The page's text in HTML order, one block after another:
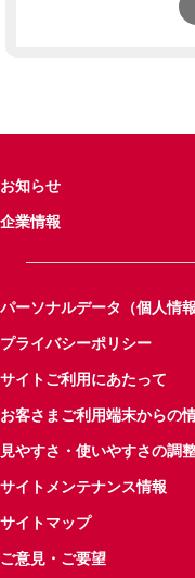
お知らせ
企業情報
パーソナルデータ（個人情
プライバシーポリシー
サイトご利用にあたって
お客さまご利用端末からの
見やすさ・使いやすさの調
サイトメンテナンス情報
サイトマップ
ご意見・ご要望